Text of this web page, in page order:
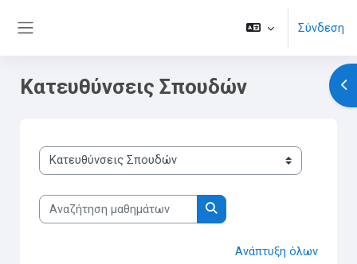
Σύνδεση
Κατευθύνσεις Σπουδών
Κατηγορίες μαθημάτων
Αναζήτηση μαθημάτων
Αναζήτηση μαθημάτων
Ανάπτυξη όλων